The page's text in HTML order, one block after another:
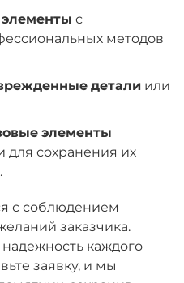
с
методов
деталиили
элементы
сохранения их
с соблюдением
заказчика.
каждого
заявку, и мы